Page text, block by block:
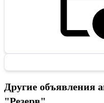
Другие
"Резерв"